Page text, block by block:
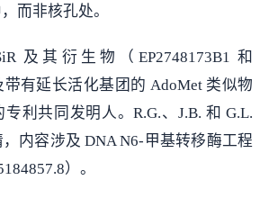
而非核孔处。
及其衍生物（EP2748173B1 和
带有延长活化基团的 AdoMet 类似物
专利共同发明人。R.G.、J.B. 和 G.L.
内容涉及 DNA N6-甲基转移酶工程
）。